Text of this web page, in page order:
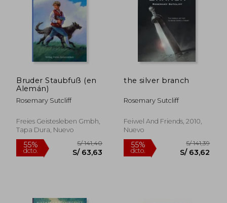
55%
dcto.
S/ 173,45
S/ 78,05
55%
dcto.
Bruder Staubfuß (en
Alemán)
Rosemary Sutcliff
Freies Geistesleben Gmbh,
Tapa Dura, Nuevo
the silver branch
Rosemary Sutcliff
Feiwel And Friends, 2010,
Nuevo